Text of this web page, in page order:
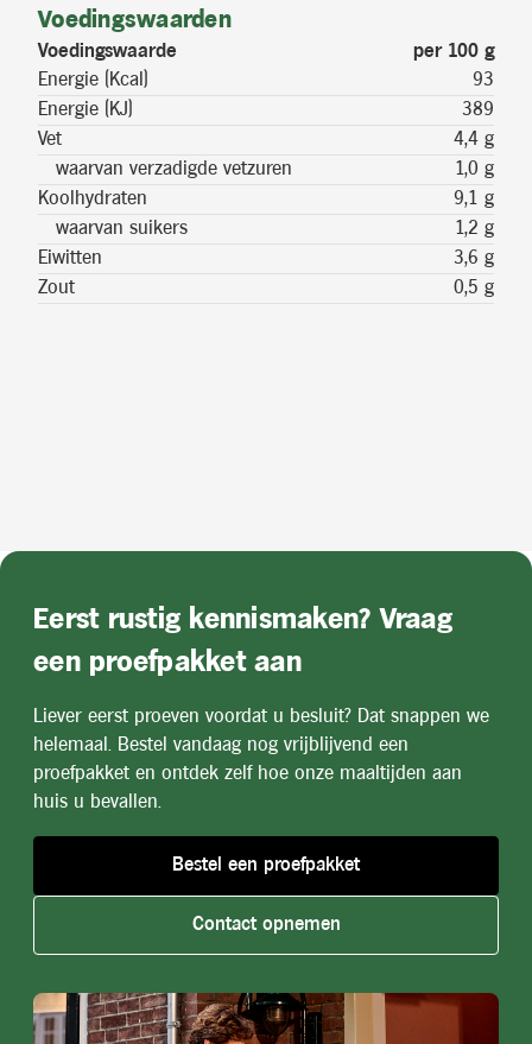
Voedingswaarden
Voedingswaarde
per 100 g
Energie (Kcal)
93
Energie (KJ)
389
Vet
4,4 g
waarvan verzadigde vetzuren
1,0 g
Koolhydraten
9,1 g
waarvan suikers
1,2 g
Eiwitten
3,6 g
Zout
0,5 g
Eerst rustig kennismaken? Vraag
een proefpakket aan
Liever eerst proeven voordat u besluit? Dat snappen we
helemaal. Bestel vandaag nog vrijblijvend een
proefpakket en ontdek zelf hoe onze maaltijden aan
huis u bevallen.
Bestel een proefpakket
Contact opnemen